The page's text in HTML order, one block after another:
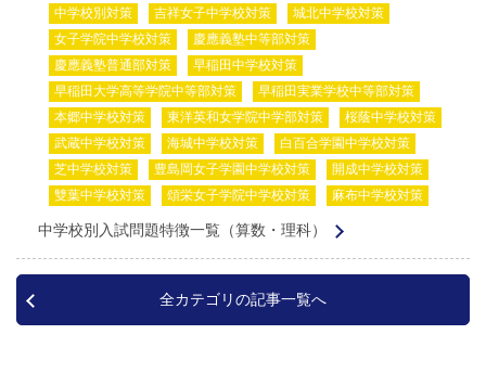
中学校別対策
吉祥女子中学校対策
城北中学校対策
女子学院中学校対策
慶應義塾中等部対策
慶應義塾普通部対策
早稲田中学校対策
早稲田大学高等学院中等部対策
早稲田実業学校中等部対策
本郷中学校対策
東洋英和女学院中学部対策
桜蔭中学校対策
武蔵中学校対策
海城中学校対策
白百合学園中学校対策
芝中学校対策
豊島岡女子学園中学校対策
開成中学校対策
雙葉中学校対策
頌栄女子学院中学校対策 麻布中学校対策
中学校別入試問題特徴一覧（算数・理科）
全カテゴリの記事一覧へ